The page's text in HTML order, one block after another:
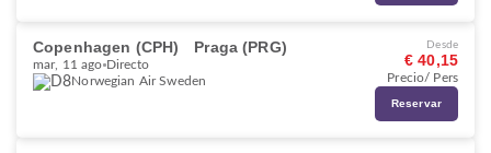
Copenhagen (CPH) Praga (PRG)
mar, 11 ago Directo
Norwegian Air Sweden
Desde
€ 40,15
Precio/ Pers
Reservar